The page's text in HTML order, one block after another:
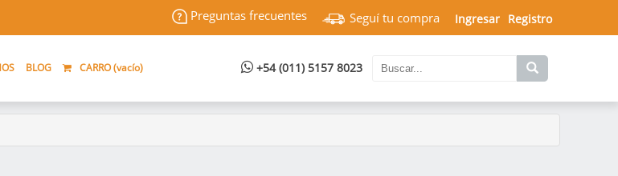
Ingresar Registro
Seguí tu compra
Preguntas frecuentes
+54 (011) 5157 8023
BLOG CARRO (vacío)